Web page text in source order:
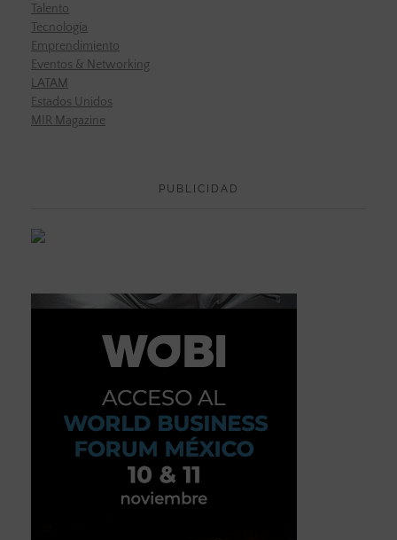
Talento
Tecnología
Emprendimiento
Eventos & Networking
LATAM
Estados Unidos
MIR Magazine
PUBLICIDAD